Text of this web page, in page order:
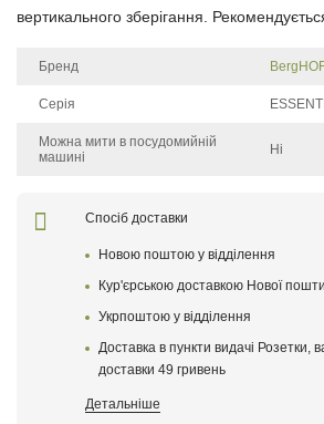
вертикального зберігання.
Бренд
Серія
Можна мити в посудомийній
машині
Ні
Написати
Після того як ваш відгук пройде
з'явиться на сайті
Поставте оцінку товару
Спосіб доставки
Новою поштою у відділення
Кур'єрською доставкою Нової пошти
Укрпоштою у відділення
Доставка в пункти видачі Розетки,
доставки 49 гривень
Детальніше